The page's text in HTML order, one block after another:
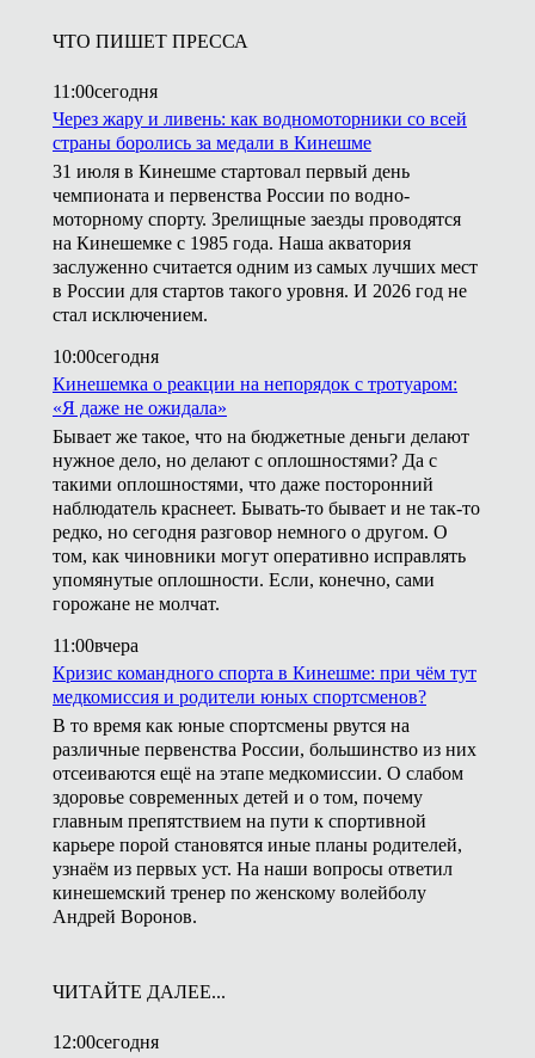
ЧТО ПИШЕТ ПРЕССА
11:00сегодня
Через жару и ливень: как водномоторники со всей
страны боролись за медали в Кинешме
31 июля в Кинешме стартовал первый день
чемпионата и первенства России по водно-
моторному спорту. Зрелищные заезды проводятся
на Кинешемке с 1985 года. Наша акватория
заслуженно считается одним из самых лучших мест
в России для стартов такого уровня. И 2026 год не
стал исключением.
10:00сегодня
Кинешемка о реакции на непорядок с тротуаром:
«Я даже не ожидала»
Бывает же такое, что на бюджетные деньги делают
нужное дело, но делают с оплошностями? Да с
такими оплошностями, что даже посторонний
наблюдатель краснеет. Бывать-то бывает и не так-то
редко, но сегодня разговор немного о другом. О
том, как чиновники могут оперативно исправлять
упомянутые оплошности. Если, конечно, сами
горожане не молчат.
11:00вчера
Кризис командного спорта в Кинешме: при чём тут
медкомиссия и родители юных спортсменов?
В то время как юные спортсмены рвутся на
различные первенства России, большинство из них
отсеиваются ещё на этапе медкомиссии. О слабом
здоровье современных детей и о том, почему
главным препятствием на пути к спортивной
карьере порой становятся иные планы родителей,
узнаём из первых уст. На наши вопросы ответил
кинешемский тренер по женскому волейболу
Андрей Воронов.
ЧИТАЙТЕ ДАЛЕЕ...
12:00сегодня